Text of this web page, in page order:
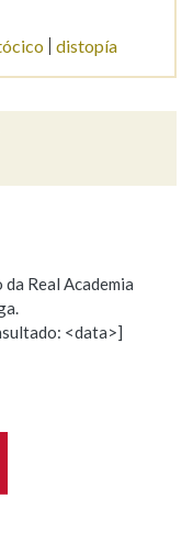
BUSCA
distopía
Real Academia
<data>]